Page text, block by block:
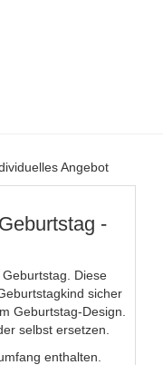
Angebot
-
Diese
sicher
Geburtstag-Design.
selbst ersetzen.
enthalten.